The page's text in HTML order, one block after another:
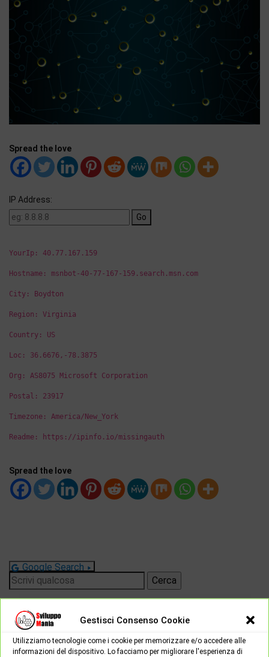
Gestisci Consenso Cookie
Utilizziamo tecnologie come i cookie per memorizzare e/o accedere alle
informazioni del dispositivo. Lo facciamo per migliorare l'esperienza di
Spread the love
IP Address:
Go
YourIp: 40.77.167.159
Hostname: msnbot-40-77-167-159.search.msn.com
City: Boydton
Region: Virginia
Country: US
Loc: 36.6676,-78.3875
Org: AS8075 Microsoft Corporation
Postal: 23917
Timezone: America/New_York
Readme: https://ipinfo.io/missingauth
Spread the love
Google Search
Ricerca
per:
CAMBIA LINGUA: